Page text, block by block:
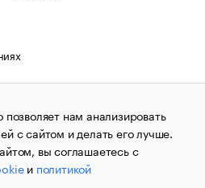
О соблюдении авторских прав
1995–2026.Сообщения
агентства «РБК»
службой по надзору в сфере
и массовых
09.12.2015 за номером ИА
пометкой «РБК». Отдельные
нам анализировать
с сайтом и делать его лучше.
вы соглашаетесь с
и политикой